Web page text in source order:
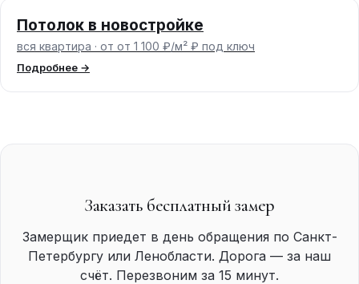
Потолок в новостройке
вся квартира · от от 1 100 ₽/м² ₽ под ключ
Подробнее →
Заказать бесплатный замер
Замерщик приедет в день обращения по Санкт-
Петербургу или Ленобласти. Дорога — за наш
счёт. Перезвоним за 15 минут.